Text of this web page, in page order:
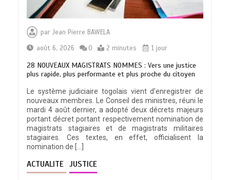
parJean Pierre BAWELA
août 6, 2026
0 2 minutes 1 jour
28 NOUVEAUX MAGISTRATS NOMMES : Vers une justice
plus rapide, plus performante et plus proche du citoyen
Le système judiciaire togolais vient d’enregistrer de
nouveaux membres. Le Conseil des ministres, réuni le
mardi 4 août dernier, a adopté deux décrets majeurs
portant décret portant respectivement nomination de
magistrats stagiaires et de magistrats militaires
stagiaires. Ces textes, en effet, officialisent la
nomination de […]
ACTUALITE JUSTICE